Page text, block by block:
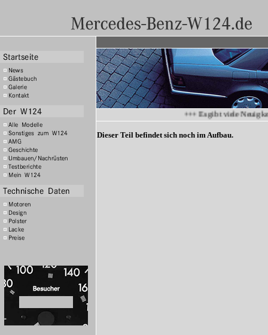
+++ Es gibt viele
Dieser Teil befindet sich noch im Aufbau.